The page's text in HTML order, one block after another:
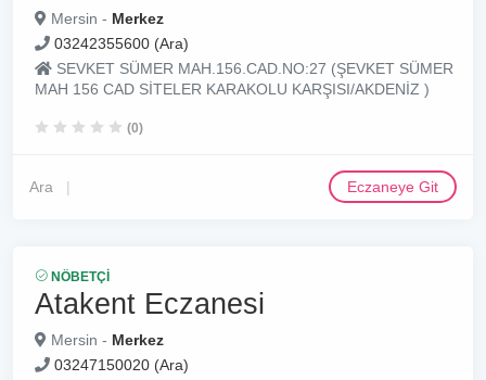
Mersin - Merkez
03242355600 (Ara)
SEVKET SÜMER MAH.156.CAD.NO:27 (ŞEVKET SÜMER
MAH 156 CAD SİTELER KARAKOLU KARŞISI/AKDENİZ )
(0)
Ara Eczaneye Git
NÖBETÇI
Atakent Eczanesi
Mersin - Merkez
03247150020 (Ara)